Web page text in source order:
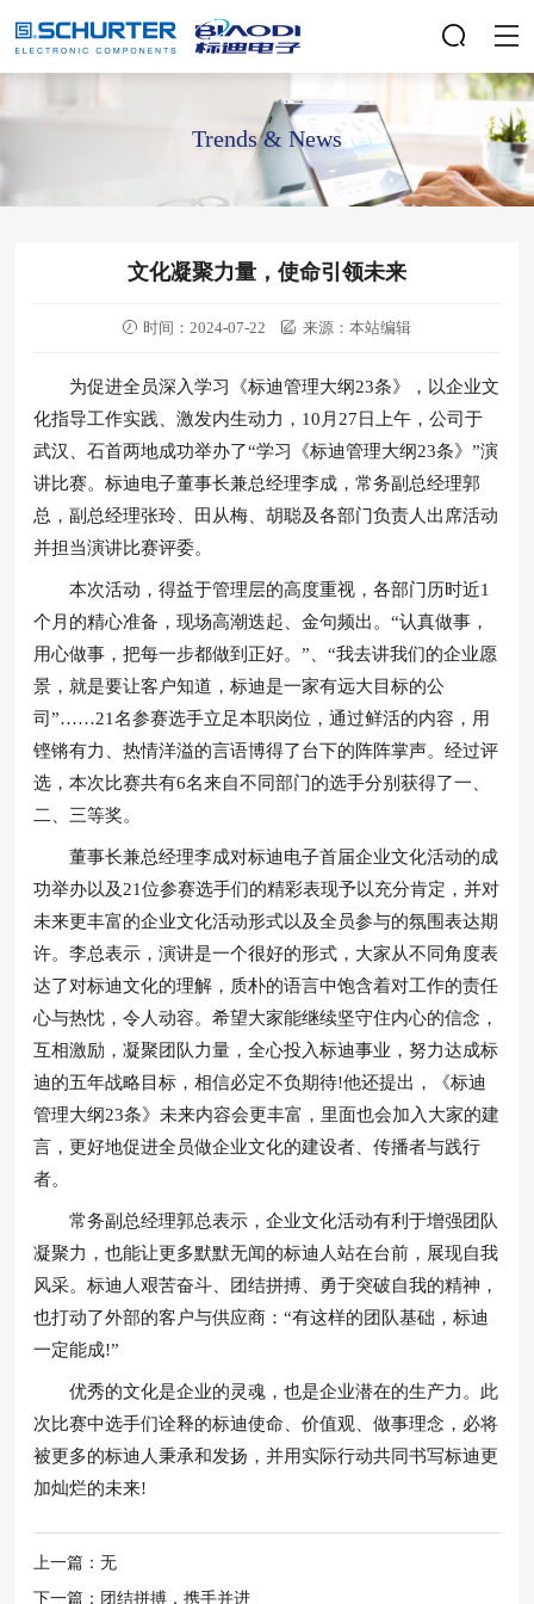
Trends & News
文化凝聚力量，使命引领未来
时间：2024-07-22 来源：本站编辑
为促进全员深入学习《标迪管理大纲23条》，以企业文
化指导工作实践、激发内生动力，10月27日上午，公司于
武汉、石首两地成功举办了“学习《标迪管理大纲23条》”演
讲比赛。标迪电子董事长兼总经理李成，常务副总经理郭
总，副总经理张玲、田从梅、胡聪及各部门负责人出席活动
并担当演讲比赛评委。
本次活动，得益于管理层的高度重视，各部门历时近1
个月的精心准备，现场高潮迭起、金句频出。“认真做事，
用心做事，把每一步都做到正好。”、“我去讲我们的企业愿
景，就是要让客户知道，标迪是一家有远大目标的公
司”……21名参赛选手立足本职岗位，通过鲜活的内容，用
铿锵有力、热情洋溢的言语博得了台下的阵阵掌声。经过评
选，本次比赛共有6名来自不同部门的选手分别获得了一、
二、三等奖。
董事长兼总经理李成对标迪电子首届企业文化活动的成
功举办以及21位参赛选手们的精彩表现予以充分肯定，并对
未来更丰富的企业文化活动形式以及全员参与的氛围表达期
许。李总表示，演讲是一个很好的形式，大家从不同角度表
达了对标迪文化的理解，质朴的语言中饱含着对工作的责任
心与热忱，令人动容。希望大家能继续坚守住内心的信念，
互相激励，凝聚团队力量，全心投入标迪事业，努力达成标
迪的五年战略目标，相信必定不负期待!他还提出，《标迪
管理大纲23条》未来内容会更丰富，里面也会加入大家的建
言，更好地促进全员做企业文化的建设者、传播者与践行
者。
常务副总经理郭总表示，企业文化活动有利于增强团队
凝聚力，也能让更多默默无闻的标迪人站在台前，展现自我
风采。标迪人艰苦奋斗、团结拼搏、勇于突破自我的精神，
也打动了外部的客户与供应商：“有这样的团队基础，标迪
一定能成!”
优秀的文化是企业的灵魂，也是企业潜在的生产力。此
次比赛中选手们诠释的标迪使命、价值观、做事理念，必将
被更多的标迪人秉承和发扬，并用实际行动共同书写标迪更
加灿烂的未来!
上一篇：无
下一篇：团结拼搏，携手并进